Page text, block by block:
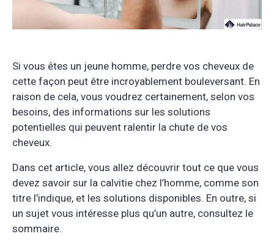
Si vous êtes un jeune homme, perdre vos cheveux de
cette façon peut être incroyablement bouleversant. En
raison de cela, vous voudrez certainement, selon vos
besoins, des informations sur les solutions
potentielles qui peuvent ralentir la chute de vos
cheveux.
Dans cet article, vous allez découvrir tout ce que vous
devez savoir sur la calvitie chez l’homme, comme son
titre l’indique, et les solutions disponibles. En outre, si
un sujet vous intéresse plus qu’un autre, consultez le
sommaire.